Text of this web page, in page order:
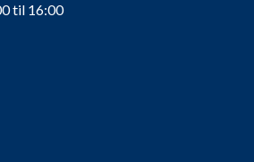
til 16:00